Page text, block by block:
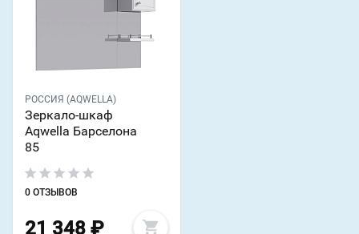
РОССИЯ (AQWELLA)
Зеркало-шкаф
Aqwella Барселона
85
0 ОТЗЫВОВ
21 348 ₽